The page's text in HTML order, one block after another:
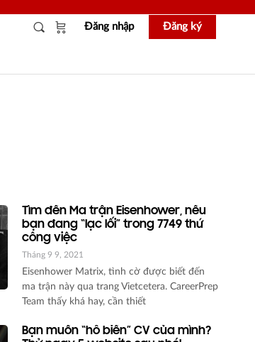
Đăng nhập Đăng ký
Tìm đến Ma trận Eisenhower, nếu
bạn đang “lạc lối” trong 7749 thứ
công việc
Tháng 9 9, 2021
Eisenhower Matrix, tình cờ được biết đến
ma trận này qua trang Vietcetera. CareerPrep
Team thấy khá hay, cần thiết
Bạn muốn “hô biến” CV của mình?